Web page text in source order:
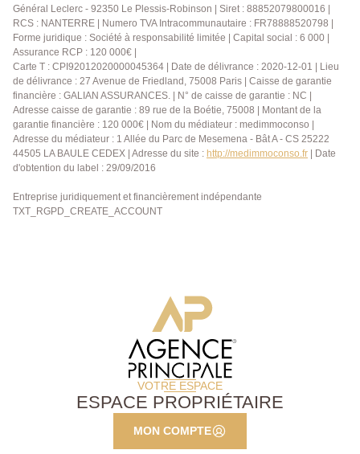
Général Leclerc - 92350 Le Plessis-Robinson | Siret : 88852079800016 |
RCS : NANTERRE | Numero TVA Intracommunautaire : FR78888520798 |
Forme juridique : Société à responsabilité limitée | Capital social : 6 000 |
Assurance RCP : 120 000€ |
Carte T : CPI92012020000045364 | Date de délivrance : 2020-12-01 | Lieu
de délivrance : 27 Avenue de Friedland, 75008 Paris | Caisse de garantie
financière : GALIAN ASSURANCES. | N° de caisse de garantie : NC |
Adresse caisse de garantie : 89 rue de la Boétie, 75008 | Montant de la
garantie financière : 120 000€ | Nom du médiateur : medimmoconso |
Adresse du médiateur : 1 Allée du Parc de Mesemena - Bât A - CS 25222
44505 LA BAULE CEDEX | Adresse du site : http://medimmoconso.fr | Date
d'obtention du label : 29/09/2016
Entreprise juridiquement et financièrement indépendante
TXT_RGPD_CREATE_ACCOUNT
VOTRE ESPACE
ESPACE PROPRIÉTAIRE
MON COMPTE